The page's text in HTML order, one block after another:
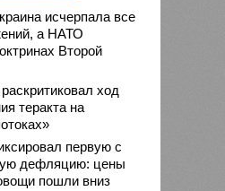
исчерпала все
а НАТО
Второй
ход
теракта на
первую с
дефляцию: цены
пошли вниз